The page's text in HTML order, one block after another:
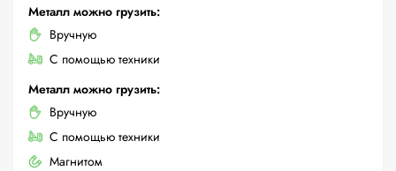
Металл можно грузить:
Вручную
С помощью техники
Металл можно грузить:
Вручную
С помощью техники
Магнитом